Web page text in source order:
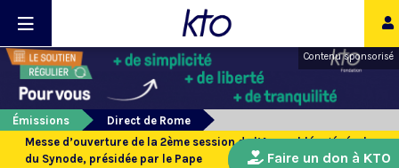
Contenu sponsorisé
Émissions
Direct de Rome
Messe d’ouverture de la 2ème session de l’Assemblée générale
du Synode, présidée par le Pape
Faire un don à KTO